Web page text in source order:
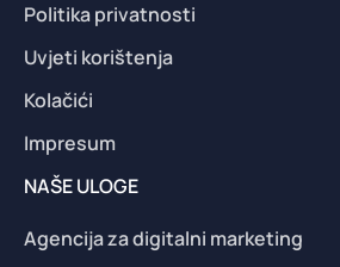
Politika privatnosti
Uvjeti korištenja
Kolačići
Impresum
NAŠE ULOGE
Agencija za digitalni marketing